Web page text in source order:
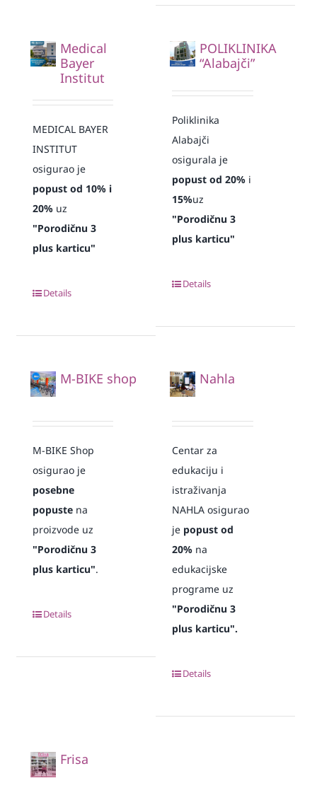
Medical
Bayer
Institut
MEDICAL BAYER
INSTITUT
osigurao je
popust od 10% i
20%uz
"Porodičnu 3
plus karticu"
Details
POLIKLINIKA
“Alabajči”
Poliklinika
Alabajči
osigurala je
popust od 20% i
15%uz
"Porodičnu 3
plus karticu"
Details
M-BIKE shop
M-BIKE Shop
osigurao je
posebne
popustena
proizvode uz
"Porodičnu 3
plus karticu".
Details
Nahla
Centar za
edukaciju i
istraživanja
NAHLA osigurao
je popust od
20% na
edukacijske
programe uz
"Porodičnu 3
plus karticu".
Details
Frisa